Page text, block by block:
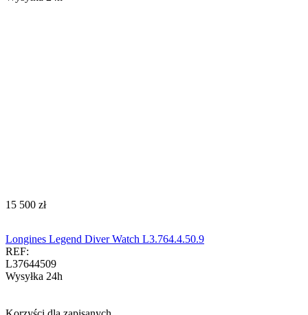
‍15 500‍ zł
Longines Legend Diver Watch L3.764.4.50.9
REF:
L37644509
Wysyłka 24h